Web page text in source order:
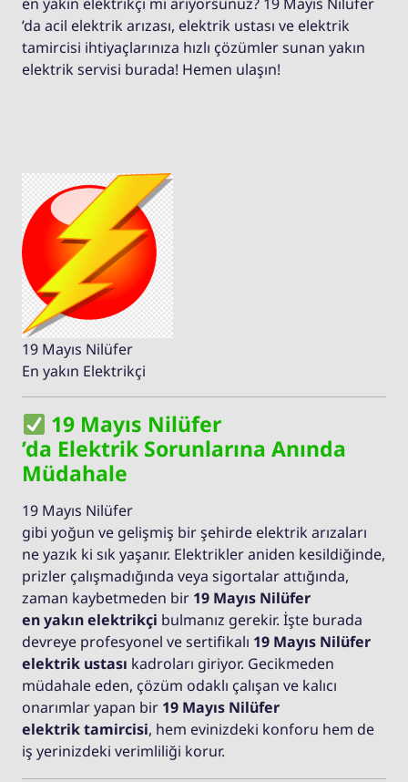
’da acil elektrik arızası, elektrik ustası ve elektrik
tamircisi ihtiyaçlarınıza hızlı çözümler sunan yakın
elektrik servisi burada! Hemen ulaşın!
19 Mayıs Nilüfer
En yakın Elektrikçi
19 Mayıs Nilüfer
’da Elektrik Sorunlarına Anında
Müdahale
19 Mayıs Nilüfer
gibi yoğun ve gelişmiş bir şehirde elektrik arızaları
ne yazık ki sık yaşanır. Elektrikler aniden kesildiğinde,
prizler çalışmadığında veya sigortalar attığında,
zaman kaybetmeden bir 19 Mayıs Nilüfer
en yakın elektrikçi bulmanız gerekir. İşte burada
devreye profesyonel ve sertifikalı 19 Mayıs Nilüfer
elektrik ustası kadroları giriyor. Gecikmeden
müdahale eden, çözüm odaklı çalışan ve kalıcı
onarımlar yapan bir 19 Mayıs Nilüfer
elektrik tamircisi, hem evinizdeki konforu hem de
iş yerinizdeki verimliliği korur.